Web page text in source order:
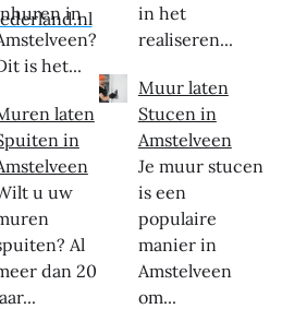
in
is het...
laten
in
u uw
Al
dan 20
in het
realiseren...
Muur laten
Stucen in
Amstelveen
Je muur stucen
is een
populaire
manier in
Amstelveen
om...